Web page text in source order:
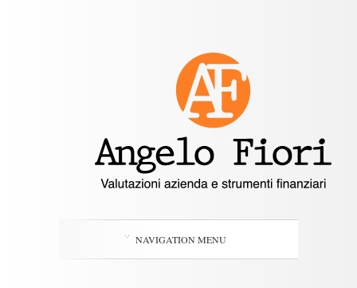
NAVIGATION MENU